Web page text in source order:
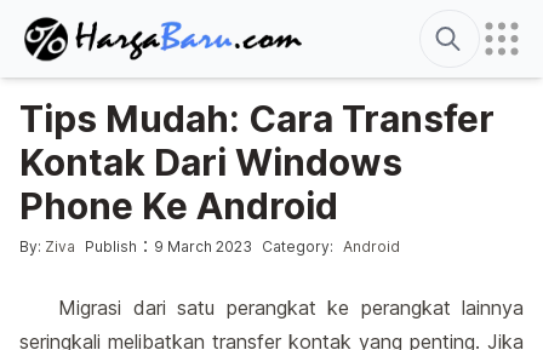
Search
Tips Mudah: Cara Transfer
Kontak Dari Windows
Phone Ke Android
Posted by
By: Ziva Publish : 9 March 2023 Posted in
Category: Android
Migrasi dari satu perangkat ke perangkat lainnya
seringkali melibatkan transfer kontak yang penting. Jika